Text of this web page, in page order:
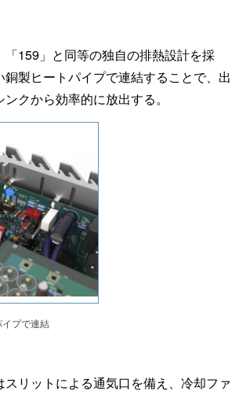
159」と同等の独自の排熱設計を採
製ヒートパイプで連結することで、出
クから効率的に放出する。
プで連結
リットによる通気口を備え、冷却ファ